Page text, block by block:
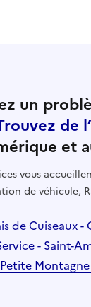
un
de
et
vous
de véhicule,
de Cuiseaux -
- Saint-